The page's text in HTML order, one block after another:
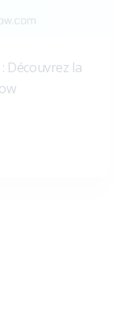
Découvrez la